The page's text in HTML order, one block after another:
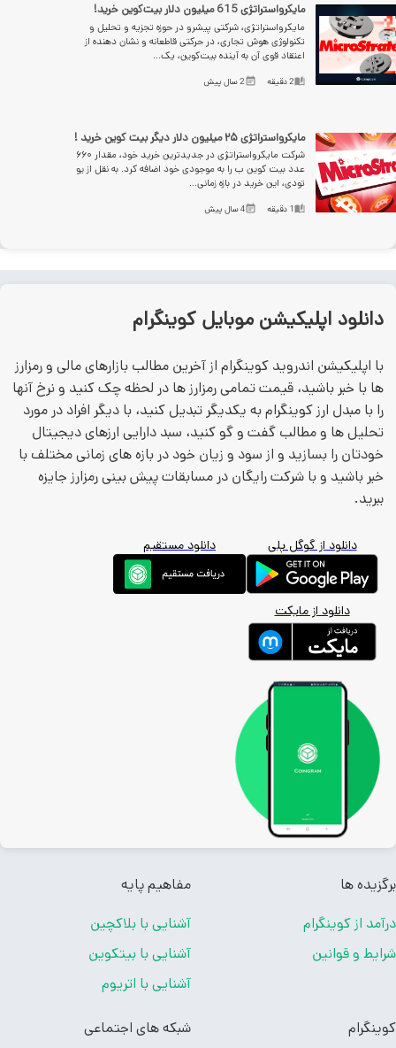
مایکرواستراتژی 615 میلیون دلار بیت‌کوین خرید!
مایکرواستراتژی، شرکتی پیشرو در حوزه تجزیه و تحلیل و
تکنولوژی هوش تجاری، در حرکتی قاطعانه و نشان دهنده از
اعتقاد قوی آن به آینده بیت‌کوین، یک...
2دقیقه 2 سال پیش
مایکرواستراتژی ۲۵ میلیون دلار دیگر بیت کوین خرید !
شرکت مایکرواستراتژی در جدیدترین خرید خود، مقدار ۶۶۰
عدد بیت کوین ب را به موجودی خود اضافه کرد. به نقل از یو
تودی، این خرید در بازه زمانی...
1دقیقه 4 سال پیش
اپلیکیشن موبایل کوینگرام
اپلیکیشن اندروید کوینگرام از آخرین مطالب بازارهای مالی و رمزارز
با خبر باشید، قیمت تمامی رمزارز ها در لحظه چک کنید و نرخ آنها
با مبدل ارز کوینگرام به یکدیگر تبدیل کنید، با دیگر افراد در مورد
ها و مطالب گفت و گو کنید، سبد دارایی ارزهای دیجیتال
را بسازید و از سود و زیان خود در بازه های زمانی مختلف با
باشید و با شرکت رایگان در مسابقات پیش بینی رمزارز جایزه
دانلود از گوگل پلی دانلود مستقیم
دانلود از مایکت
ها
از کوینگرام
و قوانین
مفاهیم پایه
آشنایی با بلاکچین
آشنایی با بیتکوین
آشنایی با اتریوم
شبکه های اجتماعی